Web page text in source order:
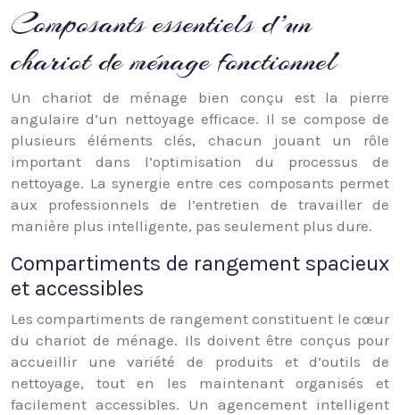
Composants essentiels d’un
chariot de ménage fonctionnel
Un chariot de ménage bien conçu est la pierre
angulaire d’un nettoyage efficace. Il se compose de
plusieurs éléments clés, chacun jouant un rôle
important dans l’optimisation du processus de
nettoyage. La synergie entre ces composants permet
aux professionnels de l’entretien de travailler de
manière plus intelligente, pas seulement plus dure.
Compartiments de rangement spacieux
et accessibles
Les compartiments de rangement constituent le cœur
du chariot de ménage. Ils doivent être conçus pour
accueillir une variété de produits et d’outils de
nettoyage, tout en les maintenant organisés et
facilement accessibles. Un agencement intelligent